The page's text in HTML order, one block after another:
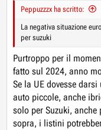
Peppuzzzx ha scritto:
La negativa situazione
per suzuki
Purtroppo per il
fatto sul 2024, anno
Se la UE dovesse
auto piccole, anche
solo per Suzuki, anche
sopra, i listini